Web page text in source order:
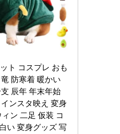
ト コスプレ おも
防寒着 暖かい
辰年 年末年始
ンスタ映え 変身
ン 二足 仮装 コ
い 変身グッズ 写